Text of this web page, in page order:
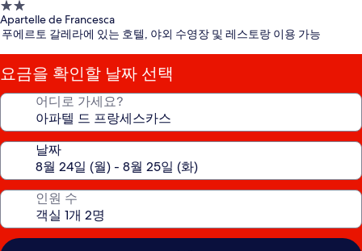
2.0
성
급
숙
박
시
Apartelle de Francesca
푸에르토 갈레라에 있는 호텔, 야외 수영장 및 레스토랑 이용 가능
요금을 확인할 날짜 선택
어디로 가세요?
날짜
인원 수